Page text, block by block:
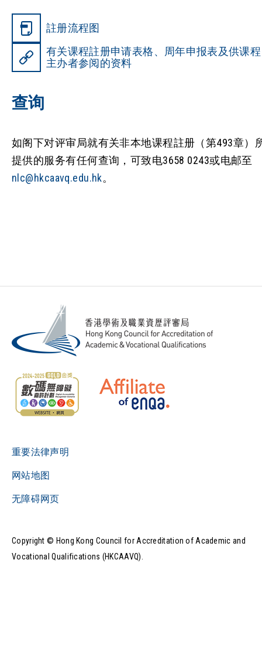
註册流程图
有关课程註册申请表格、周年申报表及供课程
主办者参阅的资料
查询
如阁下对评审局就有关非本地课程註册（第493章）
提供的服务有任何查询，可致电3658 0243或电邮至
nlc@hkcaavq.edu.hk。
重要法律声明
网站地图
无障碍网页
Copyright © Hong Kong Council for Accreditation of Academic and
Vocational Qualifications (HKCAAVQ).